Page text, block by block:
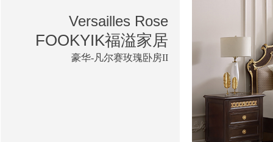
Versailles Rose
FOOKYIK福溢家居
豪华-凡尔赛玫瑰卧房II